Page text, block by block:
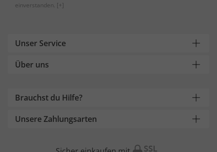
einverstanden. [+]
Unser Service
Über uns
Brauchst du Hilfe?
Unsere Zahlungsarten